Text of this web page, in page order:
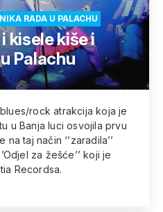
RADA U PALACHU
i kisele kiše i
Palachu
rock atrakcija koja je
u Banja luci osvojila prvu
taj način ‘’zaradila’’
za žešće’’ koji je
Recordsa.